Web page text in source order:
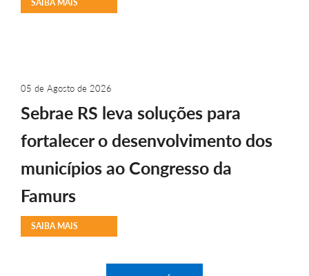
SAIBA MAIS
05 de Agosto de 2026
Sebrae RS leva soluções para
fortalecer o desenvolvimento dos
municípios ao Congresso da
Famurs
SAIBA MAIS